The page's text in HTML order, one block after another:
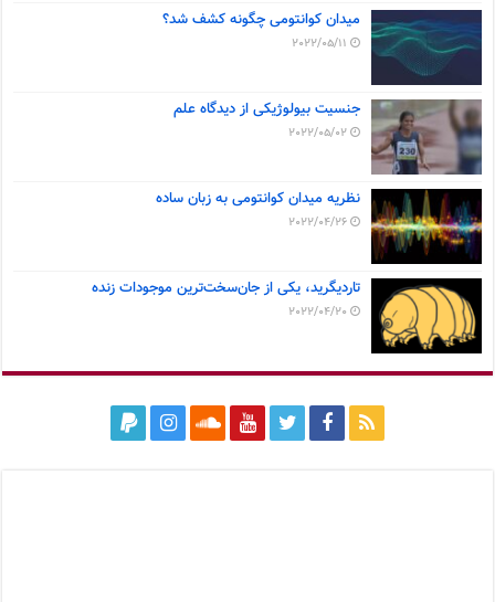
میدان کوانتومی چگونه کشف شد؟
2022/05/11
جنسیت بیولوژیکی از دیدگاه علم
2022/05/02
نظریه میدان کوانتومی به زبان ساده
2022/04/26
تاردیگرید، یکی از جان‌سخت‌ترین موجودات زنده
2022/04/20